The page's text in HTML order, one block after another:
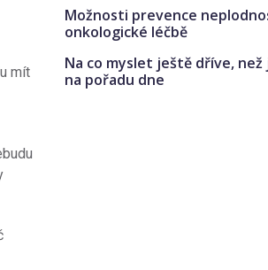
mít
Možnosti prevence
onkologické léčbě
Na co myslet ještě dříve,
na pořadu dne